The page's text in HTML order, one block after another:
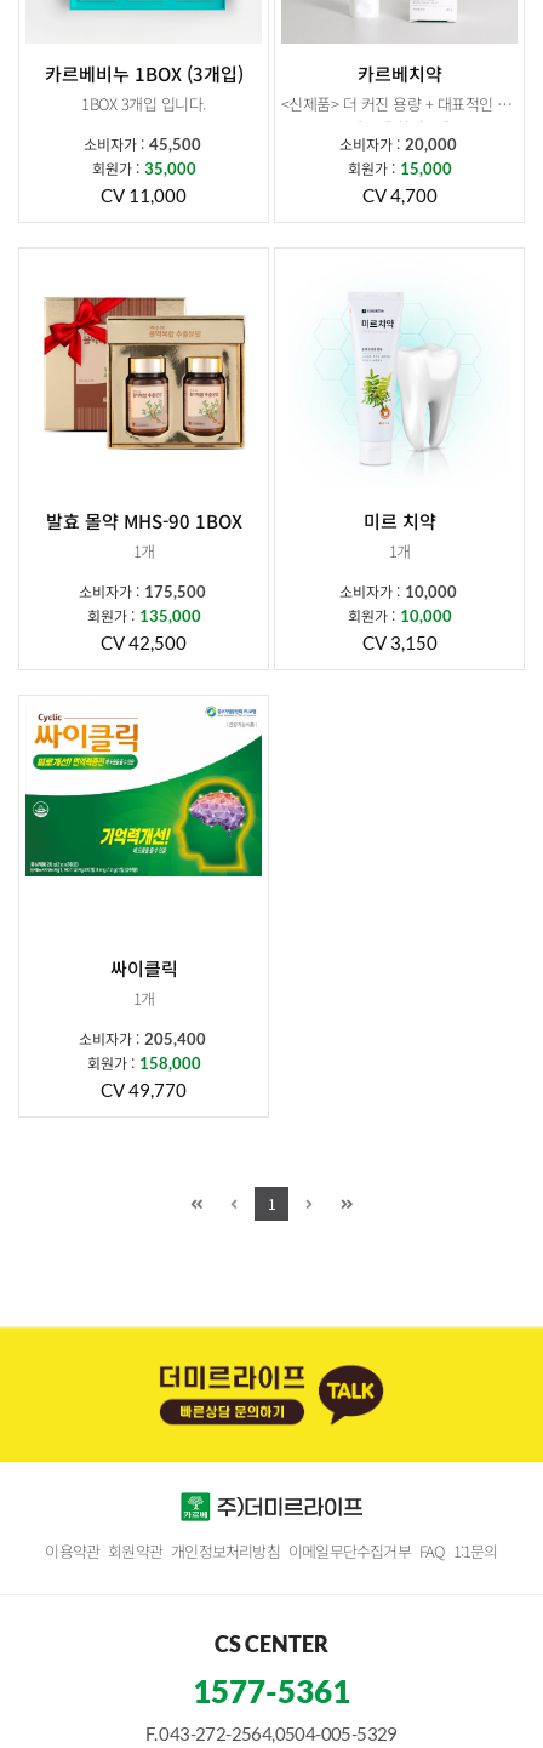
카르베비누 1BOX (3개입)
1BOX 3개입 입니다.
소비자가 : 45,500
회원가 : 35,000
CV 11,000
카르베치약
<신제품> 더 커진 용량 + 대표적인 3대 구강질환균인 뮤탄스,진지발리스,헬리코박터 균 99.9% 감소
카르베 치약 1개
소비자가 : 20,000
회원가 : 15,000
CV 4,700
발효 몰약 MHS-90 1BOX
1개
소비자가 : 175,500
회원가 : 135,000
CV 42,500
미르 치약
1개
소비자가 : 10,000
회원가 : 10,000
CV 3,150
싸이클릭
1개
소비자가 : 205,400
회원가 : 158,000
CV 49,770
1
이용약관 회원약관 개인정보처리방침 이메일무단수집거부 FAQ 1:1문의
CS CENTER
1577-5361
F. 043-272-2564,0504-005-5329